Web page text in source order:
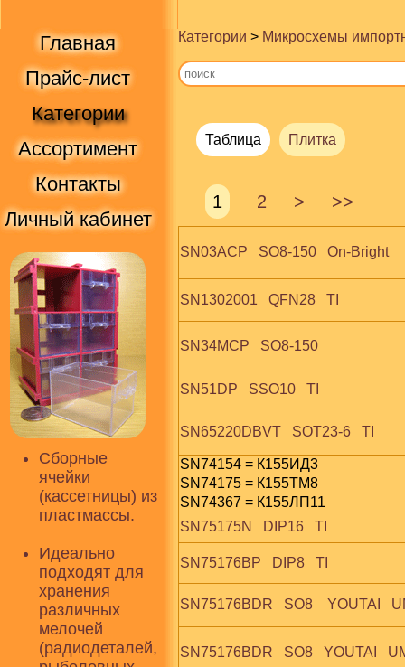
Главная
Прайс-лист
Категории
Ассортимент
Контакты
Личный кабинет
Сборные
ячейки
(кассетницы) из
пластмассы.
Идеально
подходят для
хранения
различных
мелочей
(радиодеталей,
Категории > Микросхемы
Таблица Плитка
1 2 > >>
SN03ACP   SO8-150   On-Bright
SN1302001   QFN28   TI
SN34MCP   SO8-150
SN51DP   SSO10   TI
SN65220DBVT   SOT23-6   TI
SN74154 = К155ИД3
SN74175 = К155ТМ8
SN74367 = К155ЛП11
SN75175N   DIP16   TI
SN75176BP   DIP8   TI
SN75176BDR   SO8    YOUTAI
SN75176BDR   SO8   YOUTAI